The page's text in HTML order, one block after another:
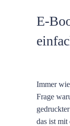
E-
Immer
Frage
das ist mit